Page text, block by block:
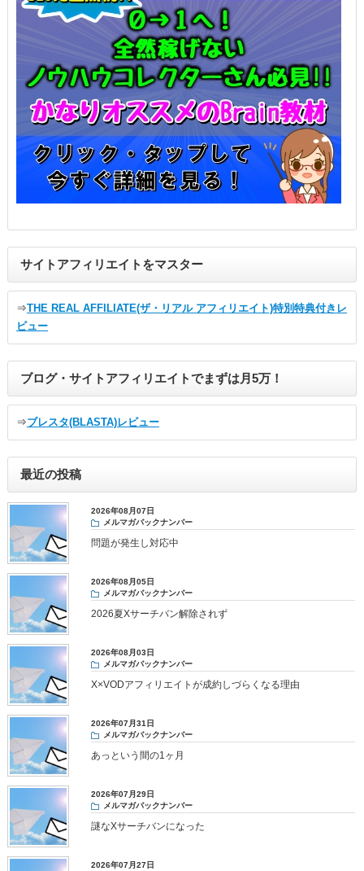
サイトアフィリエイトをマスター
⇒THE REAL AFFILIATE(ザ・リアル アフィリエイト)特別特典付きレ
ビュー
ブログ・サイトアフィリエイトでまずは月5万！
⇒ブレスタ(BLASTA)レビュー
最近の投稿
2026年08月07日
メルマガバックナンバー
問題が発生し対応中
2026年08月05日
メルマガバックナンバー
2026夏Xサーチバン解除されず
2026年08月03日
メルマガバックナンバー
X×VODアフィリエイトが成約しづらくなる理由
2026年07月31日
メルマガバックナンバー
あっという間の1ヶ月
2026年07月29日
メルマガバックナンバー
謎なXサーチバンになった
2026年07月27日